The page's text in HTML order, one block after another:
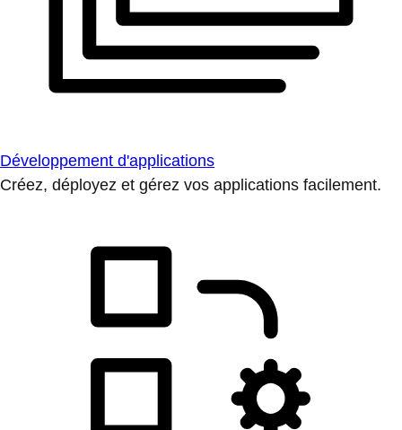
Développement d'applications
Créez, déployez et gérez vos applications facilement.